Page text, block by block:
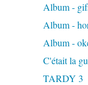
Album -
Album -
Album -
C'était la
TARDY 3